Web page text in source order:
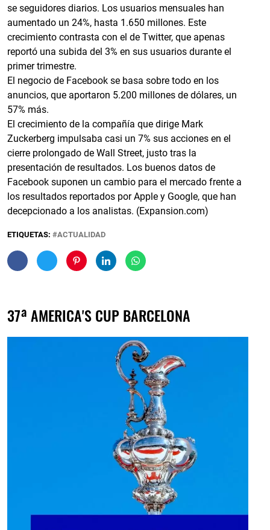
se seguidores diarios. Los usuarios mensuales han
aumentado un 24%, hasta 1.650 millones. Este
crecimiento contrasta con el de Twitter, que apenas
reportó una subida del 3% en sus usuarios durante el
primer trimestre.
El negocio de Facebook se basa sobre todo en los
anuncios, que aportaron 5.200 millones de dólares, un
57% más.
El crecimiento de la compañía que dirige Mark
Zuckerberg impulsaba casi un 7% sus acciones en el
cierre prolongado de Wall Street, justo tras la
presentación de resultados. Los buenos datos de
Facebook suponen un cambio para el mercado frente a
los resultados reportados por Apple y Google, que han
decepcionado a los analistas. (Expansion.com)
ETIQUETAS: ACTUALIDAD
37ª AMERICA'S CUP BARCELONA